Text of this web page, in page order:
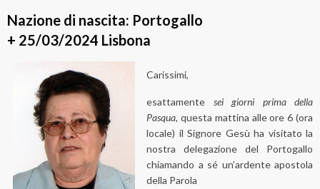
Nazione di nascita: Portogallo
+ 25/03/2024 Lisbona
Carissimi,
esattamente sei giorni prima della
Pasqua, questa mattina alle ore 6 (ora
locale) il Signore Gesù ha visitato la
nostra delegazione del Portogallo
chiamando a sé un’ardente apostola
della Parola